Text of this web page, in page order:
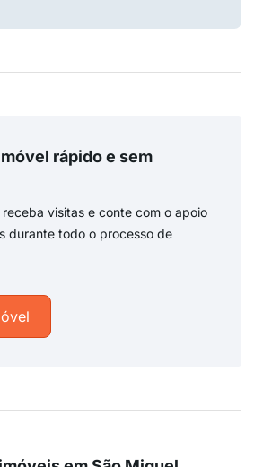
rápido e sem
visitas e conte com o apoio
durante todo o processo de